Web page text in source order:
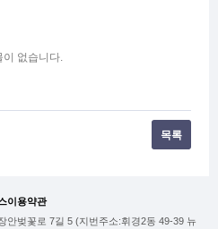
이 없습니다.
목록
이용약관
벚꽃로 7길 5 (지번주소:휘경2동 49-39 뉴